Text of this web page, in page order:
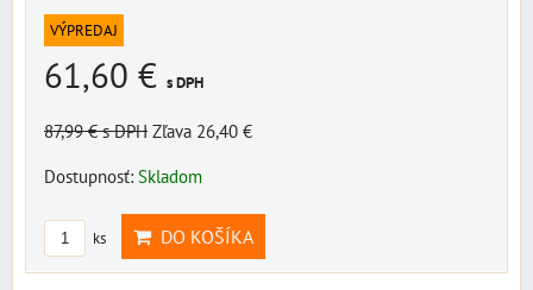
VÝPREDAJ
61,60 € s DPH
87,99 €s DPH Zľava 26,40 €
Dostupnosť: Skladom
ks DO KOŠÍKA